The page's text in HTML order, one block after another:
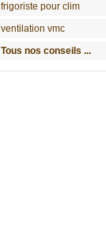
frigoriste pour clim
ventilation vmc
Tous nos conseils ...